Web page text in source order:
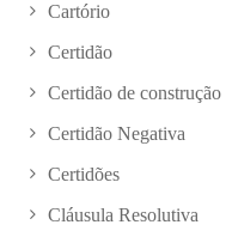
Cartório
Certidão
Certidão de construção
Certidão Negativa
Certidões
Cláusula Resolutiva